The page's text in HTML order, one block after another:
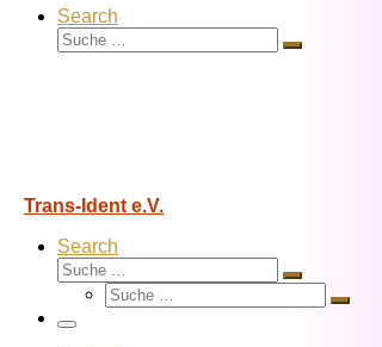
Search
Suche
Suche
Trans-Ident e.V.
Search
Suche
Suche
Suche
Suche
Menü